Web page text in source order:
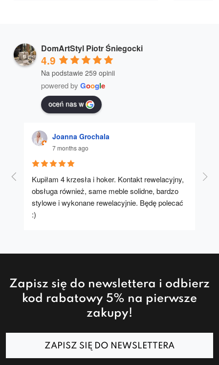
DomArtStyl Piotr Śniegocki
4.9
Na podstawie 259 opinii
powered by Google
oceń nas w
Joanna Grochala
7 months ago
Kupiłam 4 krzesła i hoker. Kontakt rewelacyjny,
obsługa również, same meble solidne, bardzo
stylowe i wykonane rewelacyjnie. Będę polecać
:)
A
Zapisz się do newslettera i odbierz
kod rabatowy 5% na pierwsze
zakupy!
ZAPISZ SIĘ DO NEWSLETTERA